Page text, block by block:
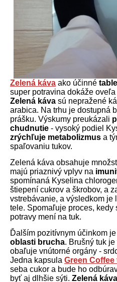
Zelená káva ako účinné
super potravina dokáže
Zelená káva sú nepražené
arabica. Na trhu je dostupná
prášku. Výskumy preukázali
chudnutie - vysoký podiel
zrýchľuje metabolizmus a
spaľovaniu tukov.
Zelená káva obsahuje
majú priaznivý vplyv na
spomínaná Kyselina
štiepení cukrov a škrobov, a
vstrebávanie, a výsledkom je
tele. Spomaľuje proces, kedy
potravy mení na tuk.
Ďalším pozitívnym účinkom je
oblasti brucha. Brušný tuk
obaľuje vnútorné orgány -
Jedna kapsula Green Coffee
seba cukor a bude ho
byť aj dlhšie sýti. Zelená káva